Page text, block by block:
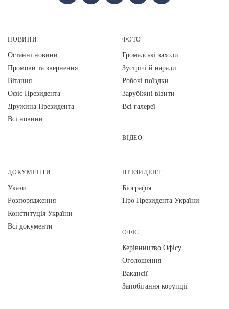
НОВИНИ
Останні новини
Промови та звернення
Вiтання
Офіс Президента
Дружина Президента
Всі новини
ФОТО
Громадські заходи
Зустрічі й наради
Робочі поїздки
Зарубіжні візити
Всі галереї
ВІДЕО
ДОКУМЕНТИ
Укази
Розпорядження
Конституція України
Всі документи
ПРЕЗИДЕНТ
Біографія
Про Президента України
ОФІС
Керівництво Офісу
Оголошення
Вакансії
Запобігання корупції